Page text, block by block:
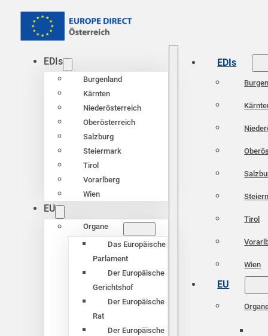
EDIs
Burgenland
Kärnten
Niederösterreich
Oberösterreich
Salzburg
Steiermark
Tirol
Vorarlberg
Wien
EU
Organe
Das Europäische
Parlament
Der Europäische
Gerichtshof
Der Europäische
Rat
Der Europäische
EDIs
Tirol
Wien
EU